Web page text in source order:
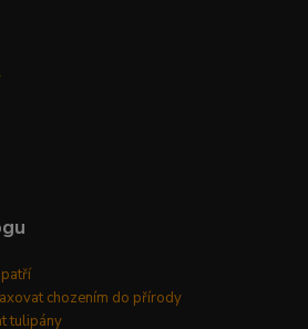
chozením do přírody
tulipány